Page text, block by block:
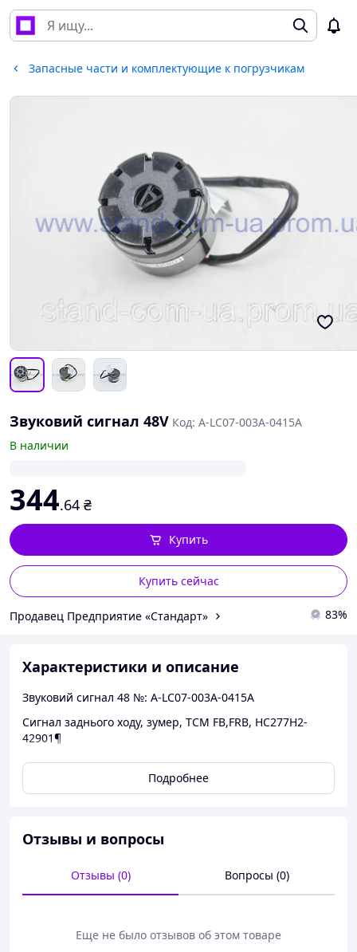
Запасные части и комплектующие к погрузчикам
Звуковий сигнал 48V Код: A-LC07-003A-0415A
В наличии
344.64 ₴
Купить сейчас
Купить
Продавец Предприятие «Cтандарт» 83%
Характеристики и описание
Звуковий сигнал 48 №: A-LC07-003A-0415A
Сигнал заднього ходу, зумер, TCM FB,FRB, HC277H2-
42901¶
Подробнее
Отзывы и вопросы
Отзывы (0) Вопросы (0)
Еще не было отзывов об этом товаре